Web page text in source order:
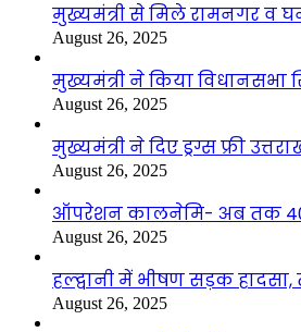
मुख्यमंत्री से मिले रामनगर व
August 26, 2025
मुख्यमंत्री ने किया विधानसभा
August 26, 2025
मुख्यमंत्री ने दिए ड्रग्स फ्री
August 26, 2025
ऑपरेशन कालनेमि- अब तक
August 26, 2025
हल्द्वानी में भीषण सड़क
August 26, 2025